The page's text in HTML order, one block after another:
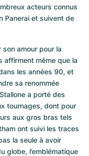
acteurs connus
Panerai et suivent de
amour pour la
affirment même que la
les années 90, et
sa renommée
a porté des
tournages, dont pour
aux gros bras tels
ont suivi les traces
la seule à avoir
globe, l’emblématique